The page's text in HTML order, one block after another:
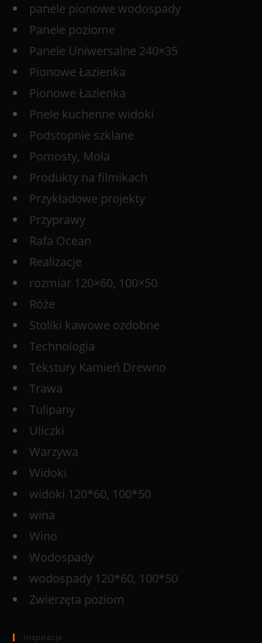
panele pionowe wodospady
Panele poziome
Panele Uniwersalne 240×35
Pionowe Łazienka
Pionowe Łazienka
Pnele kuchenne widoki
Podstopnie szklane
Pomosty, Mola
Produkty na filmikach
Przykładowe projekty
Przyprawy
Rafa Ocean
Realizacje
rozmiar 120×60, 100×50
Róże
Stoliki kawowe ozdobne
Technologia
Tekstury Kamień Drewno
Trawa
Tulipany
Uliczki
Warzywa
Widoki
widoki 120*60, 100*50
wina
Wino
Wodospady
wodospady 120*60, 100*50
Zwierzęta poziom
Inspiracje